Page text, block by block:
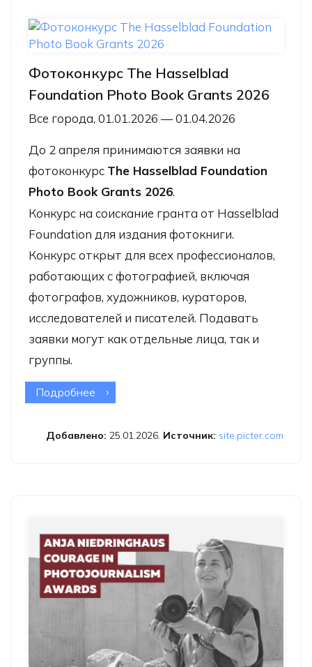
Фотоконкурс The Hasselblad
Foundation Photo Book Grants 2026
Все города, 01.01.2026 — 01.04.2026
До 2 апреля принимаются заявки на
фотоконкурс The Hasselblad Foundation
Photo Book Grants 2026.
Конкурс на соискание гранта от Hasselblad
Foundation для издания фотокниги.
Конкурс открыт для всех профессионалов,
работающих с фотографией, включая
фотографов, художников, кураторов,
исследователей и писателей. Подавать
заявки могут как отдельные лица, так и
группы.
Подробнее о Фотоконкурс The Hasselblad
Добавлено: 25.01.2026. Источник: site.picter.com